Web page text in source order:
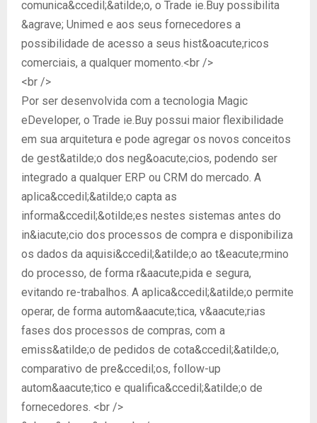
comunica&ccedil;&atilde;o, o Trade ie.Buy possibilita
&agrave; Unimed e aos seus fornecedores a
possibilidade de acesso a seus hist&oacute;ricos
comerciais, a qualquer momento.<br />
<br />
Por ser desenvolvida com a tecnologia Magic
eDeveloper, o Trade ie.Buy possui maior flexibilidade
em sua arquitetura e pode agregar os novos conceitos
de gest&atilde;o dos neg&oacute;cios, podendo ser
integrado a qualquer ERP ou CRM do mercado. A
aplica&ccedil;&atilde;o capta as
informa&ccedil;&otilde;es nestes sistemas antes do
in&iacute;cio dos processos de compra e disponibiliza
os dados da aquisi&ccedil;&atilde;o ao t&eacute;rmino
do processo, de forma r&aacute;pida e segura,
evitando re-trabalhos. A aplica&ccedil;&atilde;o permite
operar, de forma autom&aacute;tica, v&aacute;rias
fases dos processos de compras, com a
emiss&atilde;o de pedidos de cota&ccedil;&atilde;o,
comparativo de pre&ccedil;os, follow-up
autom&aacute;tico e qualifica&ccedil;&atilde;o de
fornecedores. <br />